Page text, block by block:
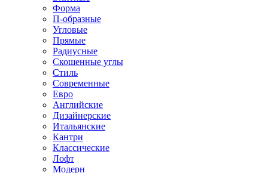
Форма
П-образные
Угловые
Прямые
Радиусные
Скошенные углы
Стиль
Современные
Евро
Английские
Дизайнерские
Итальянские
Кантри
Классические
Лофт
Модерн